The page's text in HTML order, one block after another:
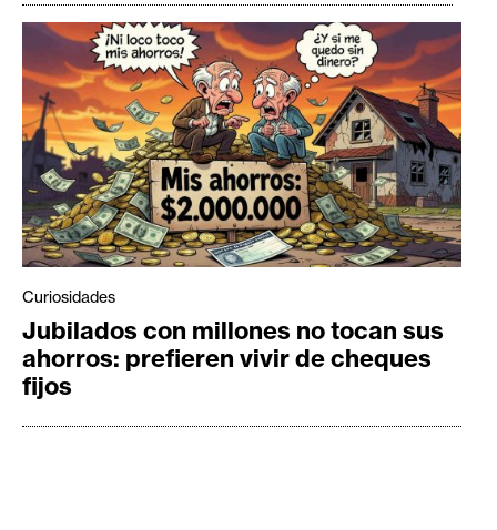
Curiosidades
Jubilados con millones no tocan sus
ahorros: prefieren vivir de cheques
fijos